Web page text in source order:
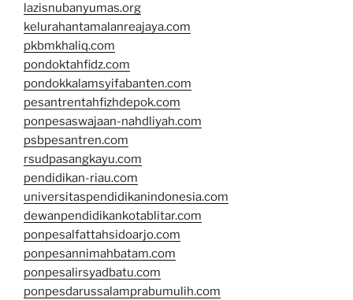
lazisnubanyumas.org
kelurahantamalanreajaya.com
pkbmkhaliq.com
pondoktahfidz.com
pondokkalamsyifabanten.com
pesantrentahfizhdepok.com
ponpesaswajaan-nahdliyah.com
psbpesantren.com
rsudpasangkayu.com
pendidikan-riau.com
universitaspendidikanindonesia.com
dewanpendidikankotablitar.com
ponpesalfattahsidoarjo.com
ponpesannimahbatam.com
ponpesalirsyadbatu.com
ponpesdarussalamprabumulih.com